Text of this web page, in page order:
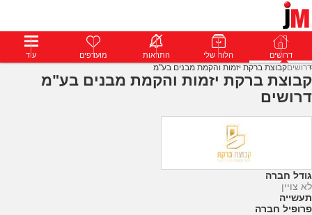
דרושים פרופילים הודעות פרימיום דרושים הלוח שלי התראות מועדפים עוד
דרושיםקבוצת ברקת יזמות והקמת מבנים בע"מ
קבוצת ברקת יזמות והקמת מבנים בע"מ
דרושים
גודל חברה
לא צויין
תעשייה
פרופיל חברה